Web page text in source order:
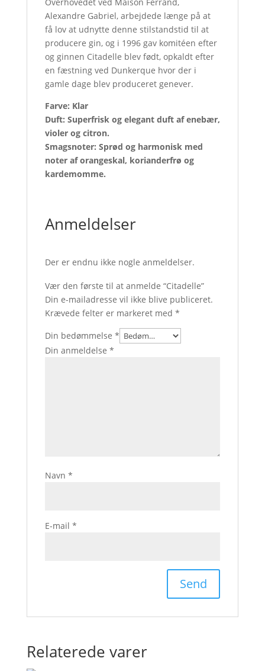
Alexandre Gabriel, arbejdede længe på at
få lov at udnytte denne stilstandstid til at
producere gin, og i 1996 gav komitéen efter
og ginnen Citadelle blev født, opkaldt efter
en fæstning ved Dunkerque hvor der i
gamle dage blev produceret genever.
Farve: Klar
Duft: Superfrisk og elegant duft af enebær,
violer og citron.
Smagsnoter: Sprød og harmonisk med
noter af orangeskal, korianderfrø og
kardemomme.
Anmeldelser
Der er endnu ikke nogle anmeldelser.
Vær den første til at anmelde “Citadelle”
Din e-mailadresse vil ikke blive publiceret.
Krævede felter er markeret med *
Din bedømmelse *
Din anmeldelse *
Navn *
E-mail *
Relaterede varer